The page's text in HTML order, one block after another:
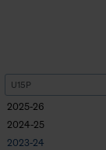
2025-26
2024-25
2023-24